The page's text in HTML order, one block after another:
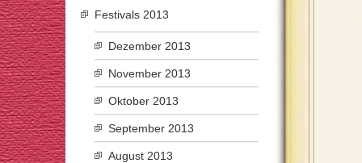
Festivals 2013
Dezember 2013
November 2013
Oktober 2013
September 2013
August 2013